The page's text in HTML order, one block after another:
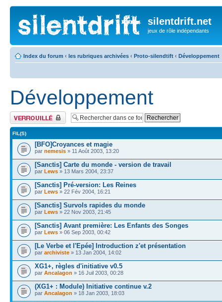
silentdrift.net
jeux de rôle indépendants
Index du forum ‹ les rubriques archivées ‹ Proto-silendtift ‹ Développement
Développement
Forum verrouillé
FIL(S)
[BFO]Croyances et magie
par nemesis » 11 Août 2003, 13:20
[Sanctis] Carte du monde - version de travail
par Lews » 13 Mars 2004, 23:37
[Sanctis] Pré-version: Les Reines
par Lews » 22 Fév 2004, 16:21
[Sanctis] Survols rapides du monde
par Lews » 22 Nov 2003, 21:45
[Sanctis] Avant première: Les Enfants des Songes
par Lews » 06 Sep 2003, 00:42
[Le Verbe et l'Epée] Introduction z'et présentation
par archiviste » 13 Jan 2004, 14:02
XG1+, règles d'initiative v0.5
par Ancalagon » 16 Juil 2003, 00:28
(XG1+ : Module) Initiative continue v.2
par Ancalagon » 18 Jan 2003, 18:03